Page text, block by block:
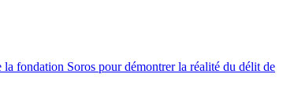
fondation Soros pour démontrer la réalité du délit de